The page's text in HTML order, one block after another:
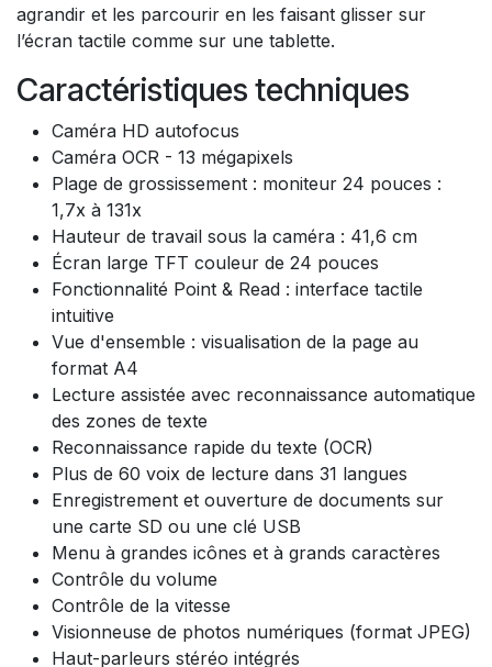
agrandir et les parcourir en les faisant glisser sur
l’écran tactile comme sur une tablette.
Caractéristiques techniques
Caméra HD autofocus
Caméra OCR - 13 mégapixels
Plage de grossissement : moniteur 24 pouces :
1,7x à 131x
Hauteur de travail sous la caméra : 41,6 cm
Écran large TFT couleur de 24 pouces
Fonctionnalité Point & Read : interface tactile
intuitive
Vue d'ensemble : visualisation de la page au
format A4
Lecture assistée avec reconnaissance automatique
des zones de texte
Reconnaissance rapide du texte (OCR)
Plus de 60 voix de lecture dans 31 langues
Enregistrement et ouverture de documents sur
une carte SD ou une clé USB
Menu à grandes icônes et à grands caractères
Contrôle du volume
Contrôle de la vitesse
Visionneuse de photos numériques (format JPEG)
Haut-parleurs stéréo intégrés